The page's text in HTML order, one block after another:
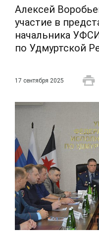
Алексей
участие в
начальника
по Удмуртской
17 сентября 2025